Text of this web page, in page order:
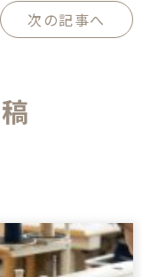
次の記事へ
稿